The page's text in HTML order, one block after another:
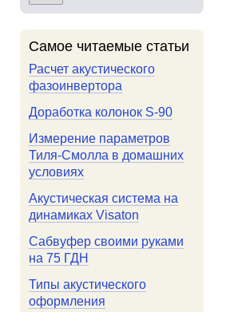
Самое читаемые статьи
Расчет акустического
фазоинвертора
Доработка колонок S-90
Измерение параметров
Тиля-Смолла в домашних
условиях
Акустическая система на
динамиках Visaton
Сабвуфер своими руками
на 75 ГДН
Типы акустического
оформления